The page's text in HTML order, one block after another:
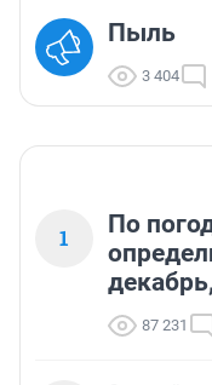
Пыль
3 404
1
По
87 231